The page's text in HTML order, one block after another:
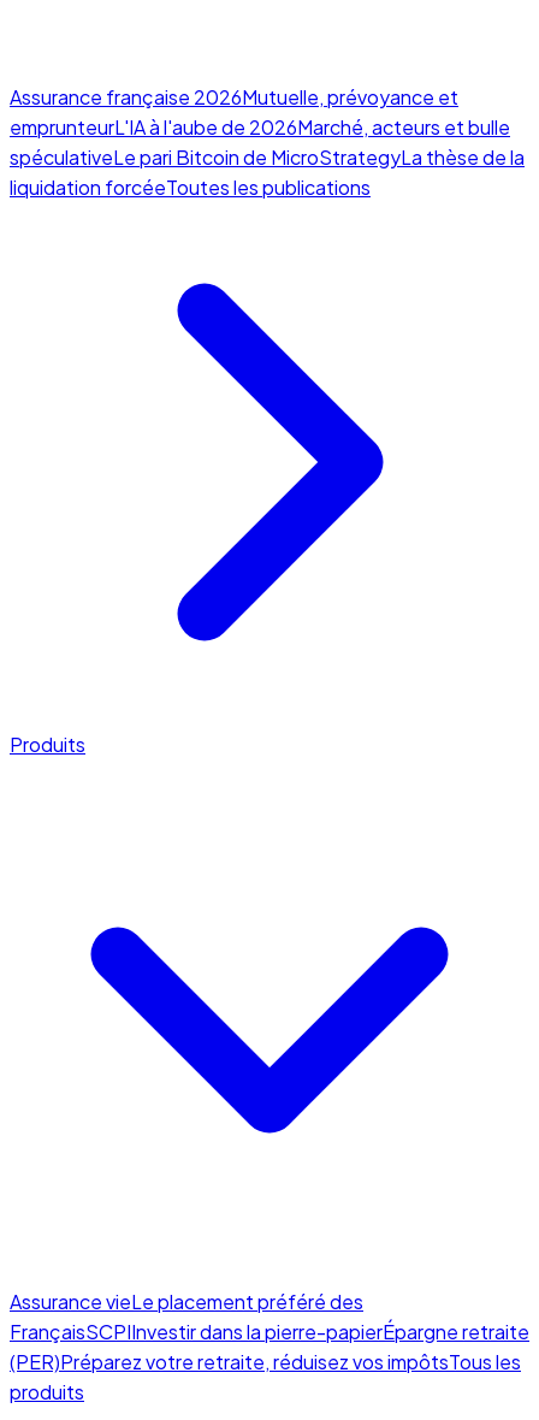
Assurance française 2026Mutuelle, prévoyance et
emprunteurL'IA à l'aube de 2026Marché, acteurs et bulle
spéculativeLe pari Bitcoin de MicroStrategyLa thèse de la
liquidation forcéeToutes les publications
Produits
Assurance vieLe placement préféré des
FrançaisSCPIInvestir dans la pierre-papierÉpargne retraite
(PER)Préparez votre retraite, réduisez vos impôtsTous les
produits